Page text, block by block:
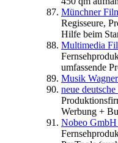
Münchner
Regisseure,
Hilfe beim
Multimedia
umfassende
Musik Wagner
neue
Werbung +
Nobeo